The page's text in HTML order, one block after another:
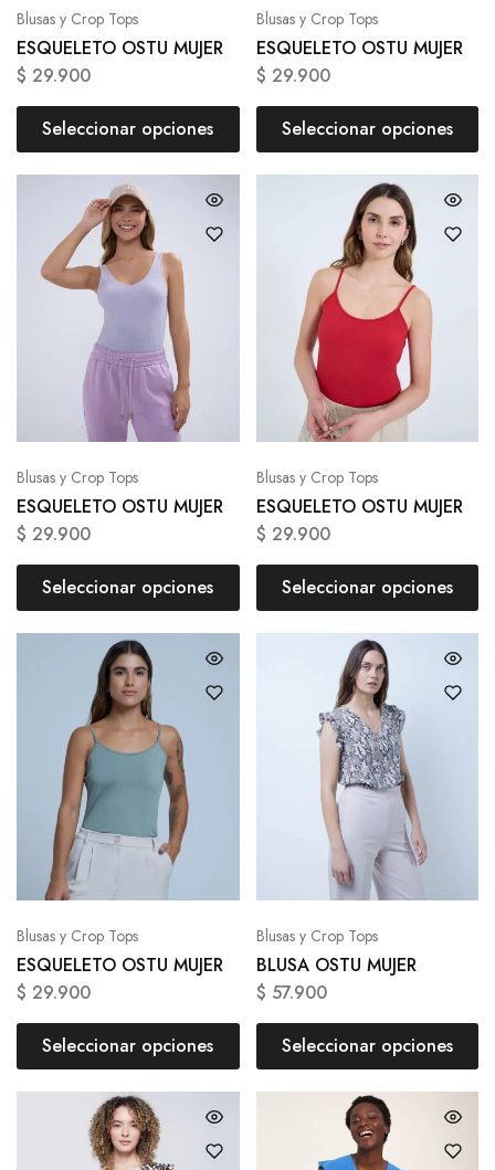
Blusas y Crop Tops
ESQUELETO OSTU MUJER
$ 29.900
Seleccionar opciones
Blusas y Crop Tops
ESQUELETO OSTU MUJER
$ 29.900
Seleccionar opciones
Blusas y Crop Tops
ESQUELETO OSTU MUJER
$ 29.900
Seleccionar opciones
Blusas y Crop Tops
ESQUELETO OSTU MUJER
$ 29.900
Seleccionar opciones
Blusas y Crop Tops
ESQUELETO OSTU MUJER
$ 29.900
Seleccionar opciones
Blusas y Crop Tops
BLUSA OSTU MUJER
$ 57.900
Seleccionar opciones